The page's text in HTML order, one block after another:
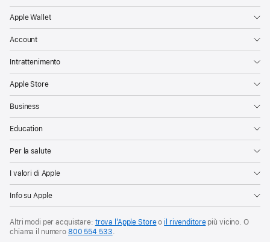
Apple Wallet
Account
Intrattenimento
Apple Store
Business
Education
Per la salute
I valori di Apple
Info su Apple
Altri modi per acquistare: trova l’Apple Storeo il rivenditorepiù vicino. O
chiama il numero 800 554 533.